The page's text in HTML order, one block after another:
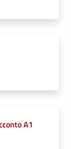
A1